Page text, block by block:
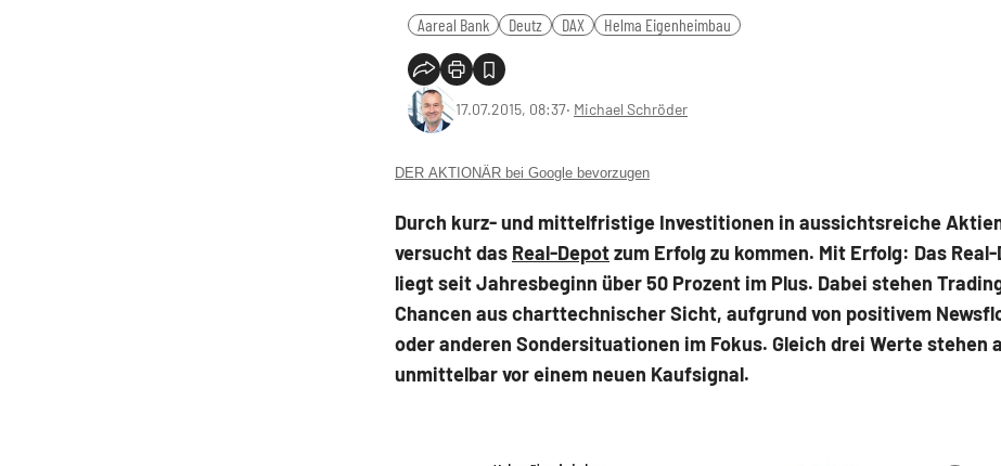
Aareal Bank Deutz DAX Helma Eigenheimbau
17.07.2015, 08:37‧ Michael Schröder
DER AKTIONÄR bei Google bevorzugen
Durch kurz- und mittelfristige Investitionen in aussichtsreiche
versucht das Real-Depotzum Erfolg zu kommen. Mit Erfolg: Das
liegt seit Jahresbeginn über 50 Prozent im Plus. Dabei stehen
Chancen aus charttechnischer Sicht, aufgrund von positivem
oder anderen Sondersituationen im Fokus. Gleich drei Werte stehen
unmittelbar vor einem neuen Kaufsignal.